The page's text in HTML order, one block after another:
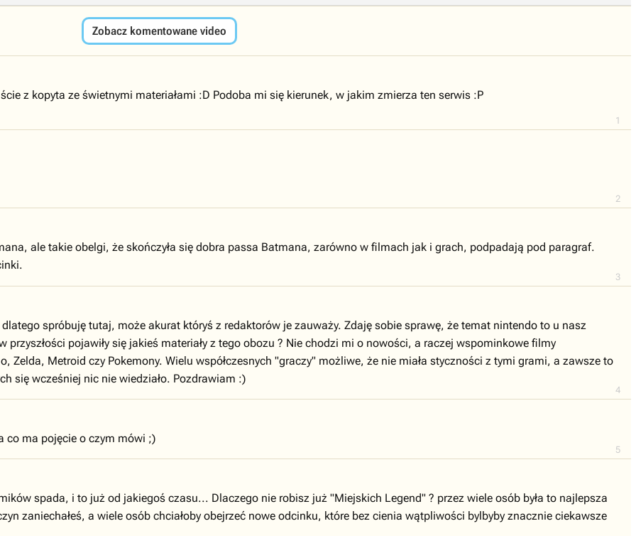
Zobacz komentowane video
1
z kopyta ze świetnymi materiałami :D Podoba mi się kierunek, w jakim zmierza ten serwis :P
2
3
ale takie obelgi, że skończyła się dobra passa Batmana, zarówno w filmach jak i grach, podpadają pod paragraf.
4
spróbuję tutaj, może akurat któryś z redaktorów je zauważy. Zdaję sobie sprawę, że temat nintendo to u nasz
przyszłości pojawiły się jakieś materiały z tego obozu ? Nie chodzi mi o nowości, a raczej wspominkowe filmy
Zelda, Metroid czy Pokemony. Wielu współczesnych "graczy" możliwe, że nie miała styczności z tymi grami, a zawsze to
się wcześniej nic nie wiedziało. Pozdrawiam :)
5
co ma pojęcie o czym mówi ;)
spada, i to już od jakiegoś czasu... Dlaczego nie robisz już "Miejskich Legend" ? przez wiele osób była to najlepsza
zaniechałeś, a wiele osób chciałoby obejrzeć nowe odcinku, które bez cienia wątpliwości bylbyby znacznie ciekawsze